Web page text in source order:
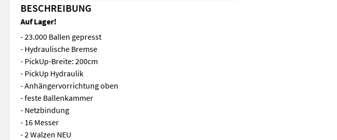
BESCHREIBUNG
Auf Lager!
- 23.000 Ballen gepresst
- Hydraulische Bremse
- PickUp-Breite: 200cm
- PickUp Hydraulik
- Anhängervorrichtung oben
- feste Ballenkammer
- Netzbindung
- 16 Messer
- 2 Walzen NEU